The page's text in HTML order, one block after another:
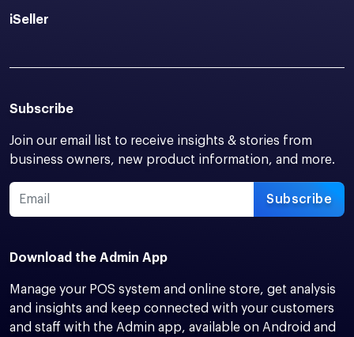
iSeller
Subscribe
Join our email list to receive insights & stories from
business owners, new product information, and more.
Subscribe
Download the Admin App
Manage your POS system and online store, get analysis
and insights and keep connected with your customers
and staff with the Admin app, available on Android and